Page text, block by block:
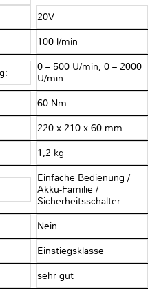
20V
100 l/min
0 – 500 U/min, 0 – 2000
U/min
60 Nm
220 x 210 x 60 mm
1,2 kg
Einfache Bedienung /
Akku-Familie /
Sicherheitsschalter
Nein
Einstiegsklasse
sehr gut